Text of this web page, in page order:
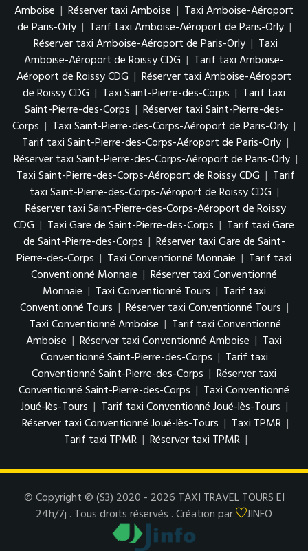
Amboise | Réserver taxi Amboise | Taxi Amboise-Aéroport
de Paris-Orly | Tarif taxi Amboise-Aéroport de Paris-Orly |
Réserver taxi Amboise-Aéroport de Paris-Orly | Taxi
Amboise-Aéroport de Roissy CDG | Tarif taxi Amboise-
Aéroport de Roissy CDG | Réserver taxi Amboise-Aéroport
de Roissy CDG | Taxi Saint-Pierre-des-Corps | Tarif taxi
Saint-Pierre-des-Corps | Réserver taxi Saint-Pierre-des-
Corps | Taxi Saint-Pierre-des-Corps-Aéroport de Paris-Orly |
Tarif taxi Saint-Pierre-des-Corps-Aéroport de Paris-Orly |
Réserver taxi Saint-Pierre-des-Corps-Aéroport de Paris-Orly |
Taxi Saint-Pierre-des-Corps-Aéroport de Roissy CDG | Tarif
taxi Saint-Pierre-des-Corps-Aéroport de Roissy CDG |
Réserver taxi Saint-Pierre-des-Corps-Aéroport de Roissy
CDG | Taxi Gare de Saint-Pierre-des-Corps | Tarif taxi Gare
de Saint-Pierre-des-Corps | Réserver taxi Gare de Saint-
Pierre-des-Corps | Taxi Conventionné Monnaie | Tarif taxi
Conventionné Monnaie | Réserver taxi Conventionné
Monnaie | Taxi Conventionné Tours | Tarif taxi
Conventionné Tours | Réserver taxi Conventionné Tours |
Taxi Conventionné Amboise | Tarif taxi Conventionné
Amboise | Réserver taxi Conventionné Amboise | Taxi
Conventionné Saint-Pierre-des-Corps | Tarif taxi
Conventionné Saint-Pierre-des-Corps | Réserver taxi
Conventionné Saint-Pierre-des-Corps | Taxi Conventionné
Joué-lès-Tours | Tarif taxi Conventionné Joué-lès-Tours |
Réserver taxi Conventionné Joué-lès-Tours | Taxi TPMR |
Tarif taxi TPMR | Réserver taxi TPMR |
© Copyright © (S3) 2020 - 2026 TAXI TRAVEL TOURS EI
24h/7j . Tous droits réservés . Création par
JINFO